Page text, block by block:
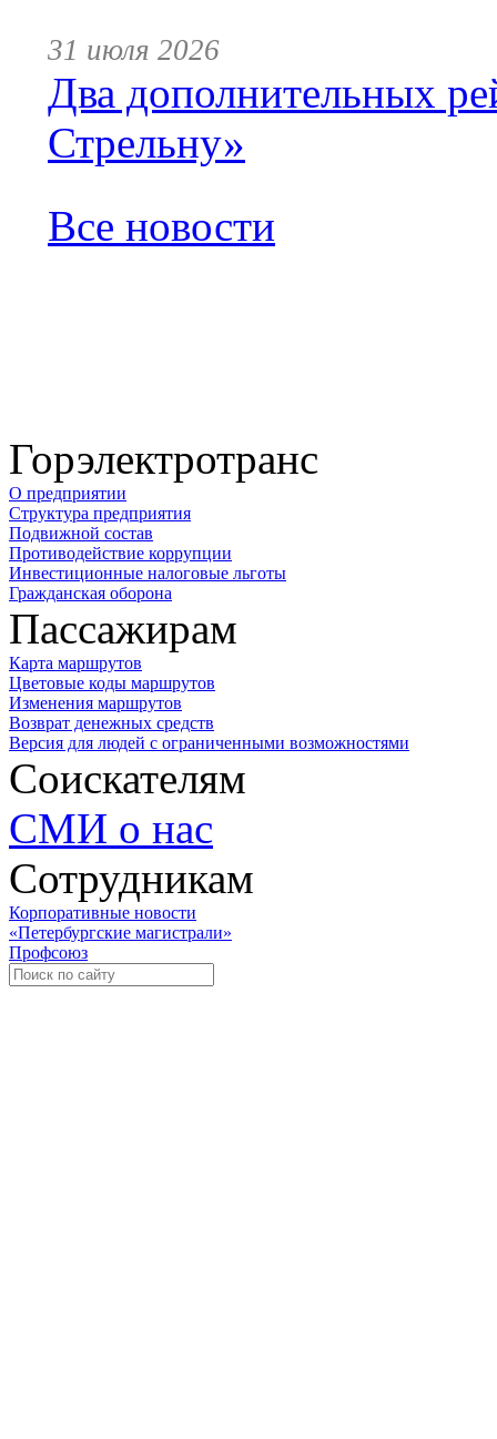
31 июля 2026
Два дополнительных
Стрельну»
Все новости
Горэлектротранс
О предприятии
Структура предприятия
Подвижной состав
Противодействие коррупции
Инвестиционные налоговые льготы
Гражданская оборона
Пассажирам
Карта маршрутов
Цветовые коды маршрутов
Изменения маршрутов
Возврат денежных средств
Версия для людей с ограниченными возможностями
Соискателям
СМИ о нас
Сотрудникам
Корпоративные новости
«Петербургские магистрали»
Профсоюз